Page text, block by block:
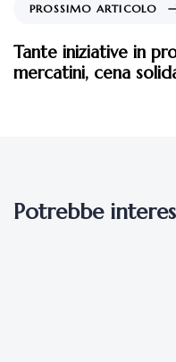
PROSSIMO ARTICOLO
Tante iniziative in
mercatini, cena
Potrebbe